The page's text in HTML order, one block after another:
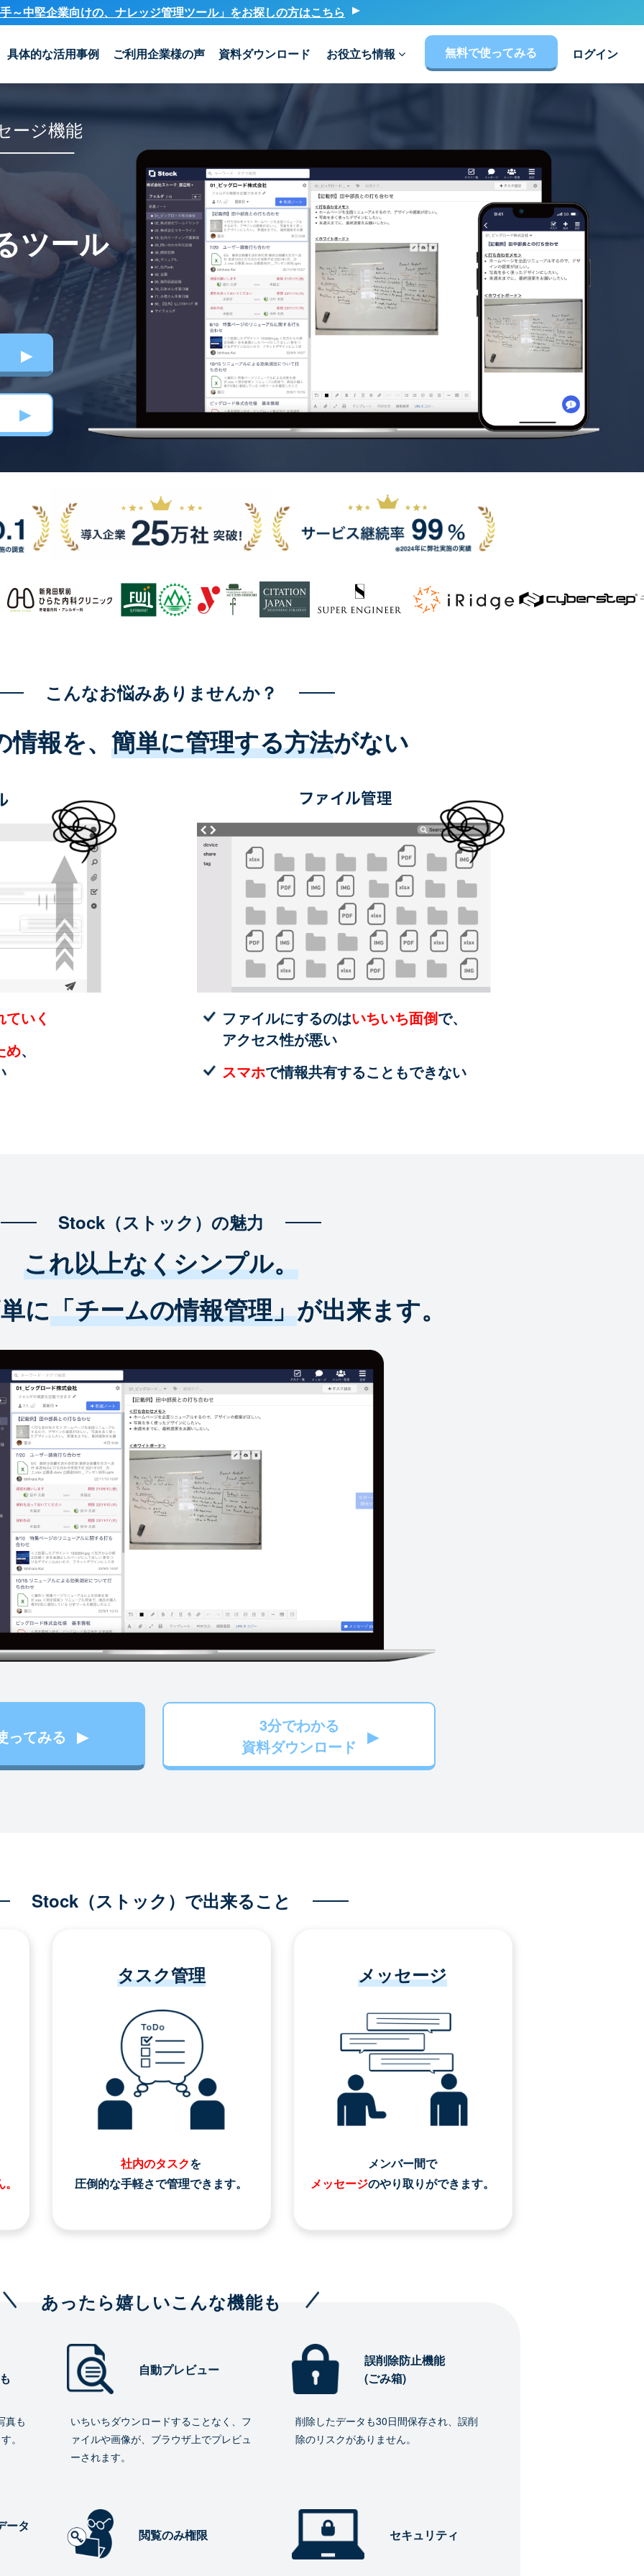
～中堅企業向けの、ナレッジ管理ツール」をお探しの方はこちら
具体的な活用事例 ご利用企業様の声 資料ダウンロード お役立ち情報 無料で使ってみる ログイン
ージ機能
ツール
こんなお悩みありませんか？
報を、 簡単に管理する方法がない
いく
め、
ファイルにするのはいちいち面倒で、
アクセス性が悪い
スマホで情報共有することもできない
Stock（ストック）の魅力
これ以上なくシンプル。
に「チームの情報管理」が出来ます。
ってみる
3分でわかる
資料ダウンロード
Stock（ストック）で出来ること
タスク管理
社内のタスクを
圧倒的な手軽さで管理できます。
メッセージ
メンバー間で
メッセージのやり取りができます。
あったら嬉しいこんな機能も
真も
。
自動プレビュー
いちいちダウンロードすることなく、フ
ァイルや画像が、ブラウザ上でプレビュ
ーされます。
誤削除防止機能
(ごみ箱)
削除したデータも30日間保存され、誤削
除のリスクがありません。
ータ
閲覧のみ権限 セキュリティ